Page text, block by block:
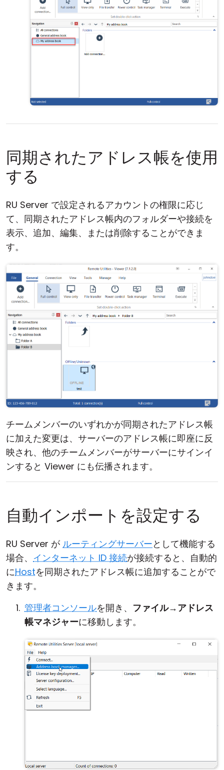
同期されたアドレス帳を使用
する
RU Server で設定されるアカウントの権限に応じ
て、同期されたアドレス帳内のフォルダーや接続を
表示、追加、編集、または削除することができま
す。
チームメンバーのいずれかが同期されたアドレス帳
に加えた変更は、サーバーのアドレス帳に即座に反
映され、他のチームメンバーがサーバーにサインイ
ンすると Viewer にも伝播されます。
自動インポートを設定する
RU Server が ルーティングサーバーとして機能する
場合、 インターネット ID 接続が接続すると、自動的
にHostを同期されたアドレス帳に追加することがで
きます。
管理者コンソールを開き、 ファイル→アドレス
帳マネジャーに移動します。